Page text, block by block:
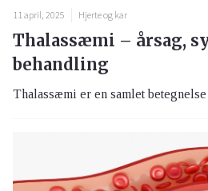
11 april, 2025 Hjerte og kar
Thalassæmi – årsag,
behandling
Thalassæmi er en samlet